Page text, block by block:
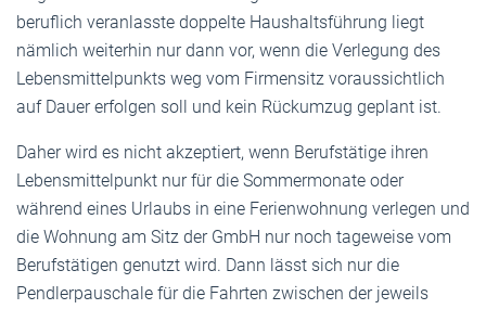
beruflich veranlasste doppelte Haushaltsführung liegt
nämlich weiterhin nur dann vor, wenn die Verlegung des
Lebensmittelpunkts weg vom Firmensitz voraussichtlich
auf Dauer erfolgen soll und kein Rückumzug geplant ist.
Daher wird es nicht akzeptiert, wenn Berufstätige ihren
Lebensmittelpunkt nur für die Sommermonate oder
während eines Urlaubs in eine Ferienwohnung verlegen und
die Wohnung am Sitz der GmbH nur noch tageweise vom
Berufstätigen genutzt wird. Dann lässt sich nur die
Pendlerpauschale für die Fahrten zwischen der jeweils